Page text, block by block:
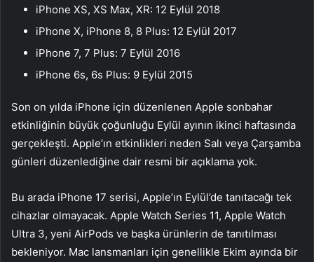
iPhone XS, XS Max, XR: 12 Eylül 2018
iPhone X, iPhone 8, 8 Plus: 12 Eylül 2017
iPhone 7, 7 Plus: 7 Eylül 2016
iPhone 6s, 6s Plus: 9 Eylül 2015
Son on yılda iPhone için düzenlenen Apple sonbahar
etkinliğinin büyük çoğunluğu Eylül ayının ikinci haftasında
gerçekleşti. Apple’ın etkinlikleri neden Salı veya Çarşamba
günleri düzenlediğine dair resmi bir açıklama yok.
Bu arada iPhone 17 serisi, Apple’ın Eylül’de tanıtacağı tek
cihazlar olmayacak. Apple Watch Series 11, Apple Watch
Ultra 3, yeni AirPods ve başka ürünlerin de tanıtılması
bekleniyor. Mac lansmanları için genellikle Ekim ayında bir